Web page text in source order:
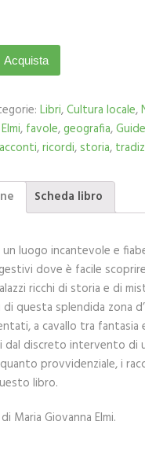
Acquista
Libri,Cultura locale,
Elmi, favole,geografia,
,ricordi, storia,
Scheda libro
un luogo incantevole e
dove è facile
ricchi di storia e di
questa splendida zona
a cavallo tra
dal discreto intervento di
provvidenziale, i
libro.
Maria Giovanna Elmi.